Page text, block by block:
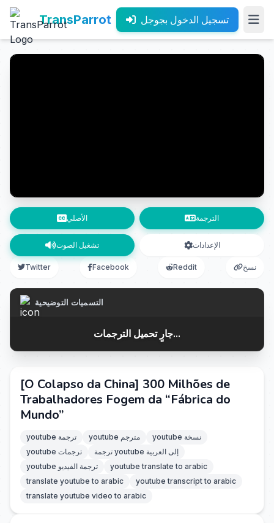
TransParrot تسجيل الدخول بجوجل
الأصلي الترجمة
تشغيل الصوت الإعدادات
Twitter Facebook Reddit نسخ
التسميات التوضيحية
جارٍ تحميل الترجمات...
[O Colapso da China] 300 Milhões de
Trabalhadores Fogem da “Fábrica do
Mundo”
youtube ترجمة youtube مترجم
youtube نسخة
youtube ترجمات
ترجمة youtube إلى العربية
youtube ترجمة الفيديو
youtube translate to arabic
translate youtube to arabic
youtube transcript to arabic
translate youtube video to arabic